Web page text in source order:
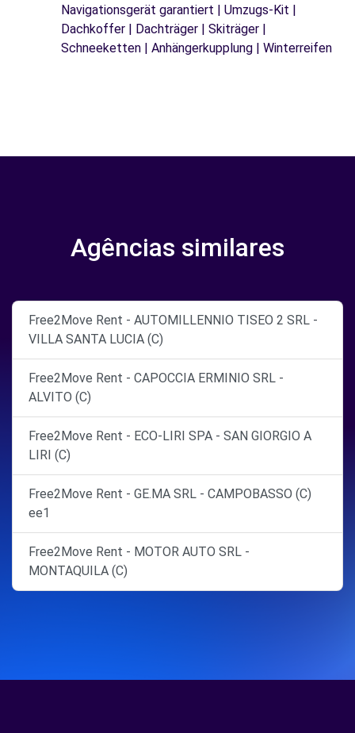
Navigationsgerät garantiert | Umzugs-Kit |
Dachkoffer | Dachträger | Skiträger |
Schneeketten | Anhängerkupplung | Winterreifen
Agências similares
Free2Move Rent - AUTOMILLENNIO TISEO 2 SRL -
VILLA SANTA LUCIA (C)
Free2Move Rent - CAPOCCIA ERMINIO SRL -
ALVITO (C)
Free2Move Rent - ECO-LIRI SPA - SAN GIORGIO A
LIRI (C)
Free2Move Rent - GE.MA SRL - CAMPOBASSO (C)
ee1
Free2Move Rent - MOTOR AUTO SRL -
MONTAQUILA (C)